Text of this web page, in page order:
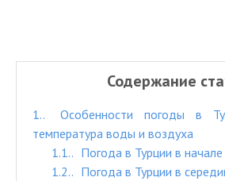
Содержание
1.
Особенности погоды в
температура воды и воздуха
1.1.
Погода в Турции в начале
1.2.
Погода в Турции в